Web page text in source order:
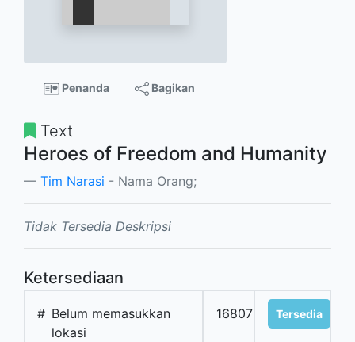
Penanda Bagikan
Text
Heroes of Freedom and Humanity
Tim Narasi - Nama Orang;
Tidak Tersedia Deskripsi
Ketersediaan
# Belum memasukkan
lokasi
16807 Tersedia